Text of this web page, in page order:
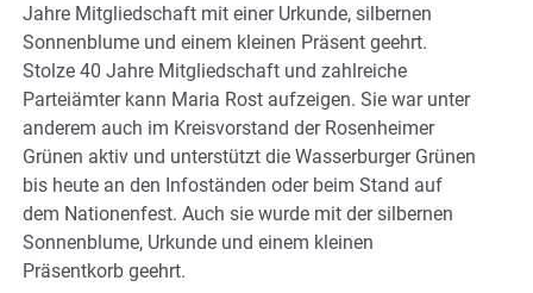
Jahre Mitgliedschaft mit einer Urkunde, silbernen
Sonnenblume und einem kleinen Präsent geehrt.
Stolze 40 Jahre Mitgliedschaft und zahlreiche
Parteiämter kann Maria Rost aufzeigen. Sie war unter
anderem auch im Kreisvorstand der Rosenheimer
Grünen aktiv und unterstützt die Wasserburger Grünen
bis heute an den Infoständen oder beim Stand auf
dem Nationenfest. Auch sie wurde mit der silbernen
Sonnenblume, Urkunde und einem kleinen
Präsentkorb geehrt.